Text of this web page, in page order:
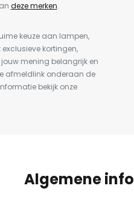
deze merken.
keuze aan lampen,
kortingen,
mening belangrijk en
afmeldlink onderaan de
bekijk onze
Algemene info